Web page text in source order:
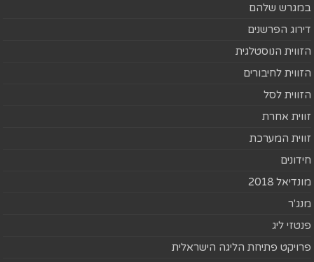
במגרש שלהם
דירוג הפרשנים
הזווית הנוסטלגית
הזווית לחיבורים
הזווית לסל
זווית אחרת
זווית המערכת
חידונים
מונדיאל 2018
מנג'ר
פנטזי ליג
פרויקט פתיחת הליגה הישראלית